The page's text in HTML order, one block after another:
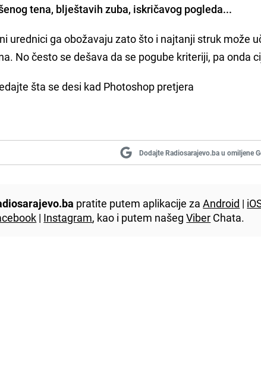
tena, blještavih zuba, iskričavog pogleda...
urednici ga obožavaju zato što i najtanji struk može
No često se dešava da se pogube kriteriji, pa onda
šta se desi kad Photoshop pretjera
Dodajte Radiosarajevo.ba u omiljene
pratite putem aplikacije zaAndroid |
| Instagram, kao i putem našegViber Chata.